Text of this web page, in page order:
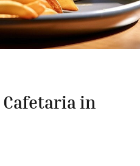
Cafetaria in